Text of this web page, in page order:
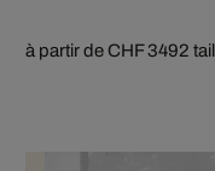
à partir de CHF 3492